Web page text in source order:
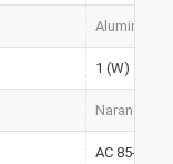
Aluminij
1 (W)
Narančasta
AC 85-